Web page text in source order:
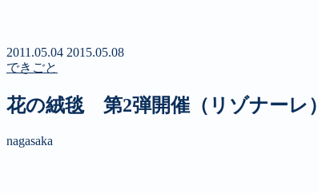
2011.05.04 2015.05.08
できごと
花の絨毯 第2弾開催（リゾナーレ）
nagasaka